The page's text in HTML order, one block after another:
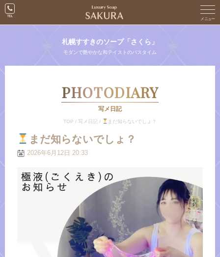
札幌すすきのソープ「さくら」
モダンで艶やかな和テイストのバスタイム
PHOTODIARY
写メ日記
TOP / 写メ日記 / まだ知らないでしょ？
まだ知らないでしょ？
2026年6月12日 20:33